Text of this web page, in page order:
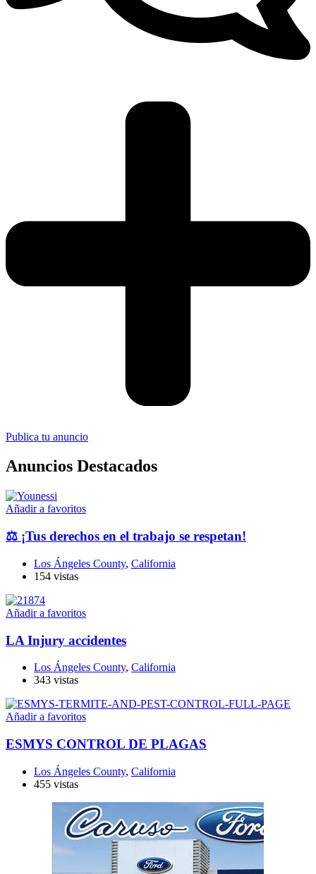
Publica tu anuncio
Anuncios Destacados
Añadir a favoritos
⚖️ ¡Tus derechos en el trabajo se respetan!
Los Ángeles County, California
154 vistas
Añadir a favoritos
LA Injury accidentes
Los Ángeles County, California
343 vistas
Añadir a favoritos
ESMYS CONTROL DE PLAGAS
Los Ángeles County, California
455 vistas